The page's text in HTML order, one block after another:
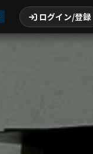
ログイン/登録